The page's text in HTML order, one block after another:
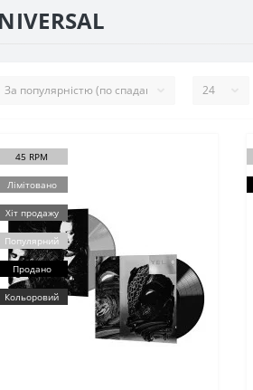
45 RPM
Лімітовано
Хіт продажу
Популярний
Продано
Кольоровий